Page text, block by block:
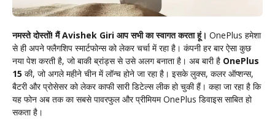
नमस्ते दोस्तों! मैं Avishek Giri आप सभी का स्वागत करता हूं। OnePlus हमेशा
से ही अपने फ्लैगशिप स्मार्टफोन्स को लेकर चर्चा में रहा है। कंपनी हर बार ऐसा कुछ
नया पेश करती है, जो बाकी ब्रांड्स से उसे अलग बनाता है। अब बारी है OnePlus
15 की, जो अगले महीने चीन में लॉन्च होने जा रहा है। इसके लुक्स, कलर ऑप्शन्स,
बैटरी और प्रोसेसर को लेकर काफी सारी डिटेल्स लीक हो चुकी हैं। कहा जा रहा है कि
यह फोन अब तक का सबसे पावरफुल और प्रीमियम OnePlus डिवाइस साबित हो
सकता है।